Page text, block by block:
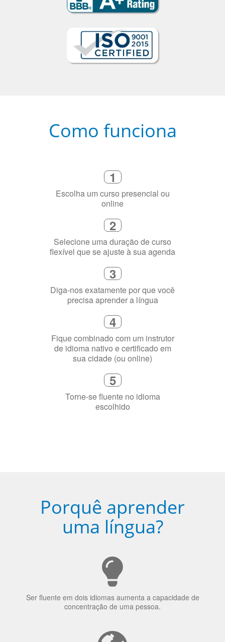
Escolha um curso presencial ou
online
2
Selecione uma duração de curso
flexível que se ajuste à sua agenda
3
Diga-nos exatamente por que você
precisa aprender a língua
4
Fique combinado com um instrutor
de idioma nativo e certificado em
sua cidade (ou online)
5
Torne-se fluente no idioma
escolhido
uma língua?
Ser fluente em dois idiomas aumenta a capacidade de
concentração de uma pessoa.